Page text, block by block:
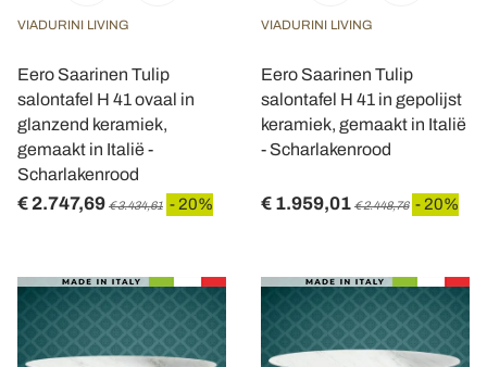
VIADURINI LIVING
Eero Saarinen Tulip
salontafel H 41 ovaal in
glanzend keramiek,
gemaakt in Italië -
Scharlakenrood
€ 2.747,69 € 3.434,61 - 20%
VIADURINI LIVING
Eero Saarinen Tulip
salontafel H 41 in gepolijst
keramiek, gemaakt in Italië
- Scharlakenrood
€ 1.959,01 € 2.448,76 - 20%